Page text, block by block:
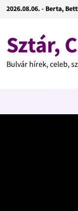
2026.08.06. - Berta,
Sztár,
Bulvár hírek, celeb,